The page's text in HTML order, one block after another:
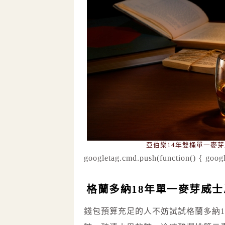
亞伯樂14年雙桶單一麥
googletag.cmd.push(function() {
格蘭多納18年單一麥芽威
錢包預算充足的人不妨試試格蘭多納